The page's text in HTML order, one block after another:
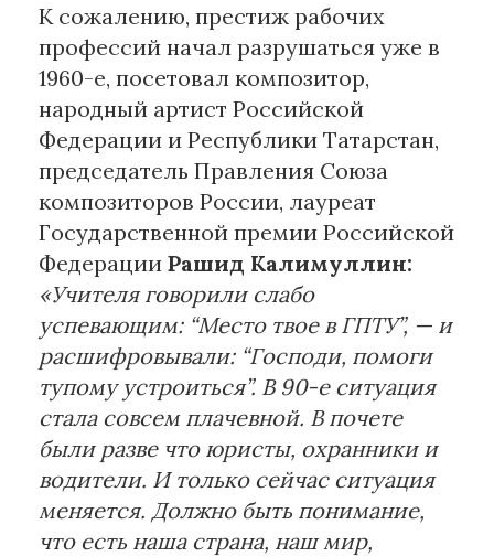
К сожалению, престиж рабочих
профессий начал разрушаться уже в
1960-е, посетовал композитор,
народный артист Российской
Федерации и Республики Татарстан,
председатель Правления Союза
композиторов России, лауреат
Государственной премии Российской
Федерации Рашид Калимуллин:
«Учителя говорили слабо
успевающим: “Место твое в ГПТУ”, — и
расшифровывали: “Господи, помоги
тупому устроиться”. В 90-е ситуация
стала совсем плачевной. В почете
были разве что юристы, охранники и
водители. И только сейчас ситуация
меняется. Должно быть понимание,
что есть наша страна, наш мир,